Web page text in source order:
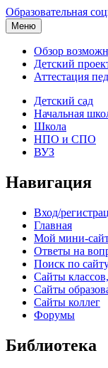
Образовательная
Меню
Обзор
Детский
Аттестация
Детский сад
Начальная
Школа
НПО и СПО
ВУЗ
Навигация
Вход/
Главная
Мой мини-
Ответы на
Поиск по
Сайты
Сайты
Сайты коллег
Форумы
Библиотека